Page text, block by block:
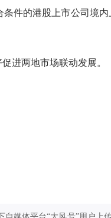
件的港股上市公司境内
进两地市场联动发展。